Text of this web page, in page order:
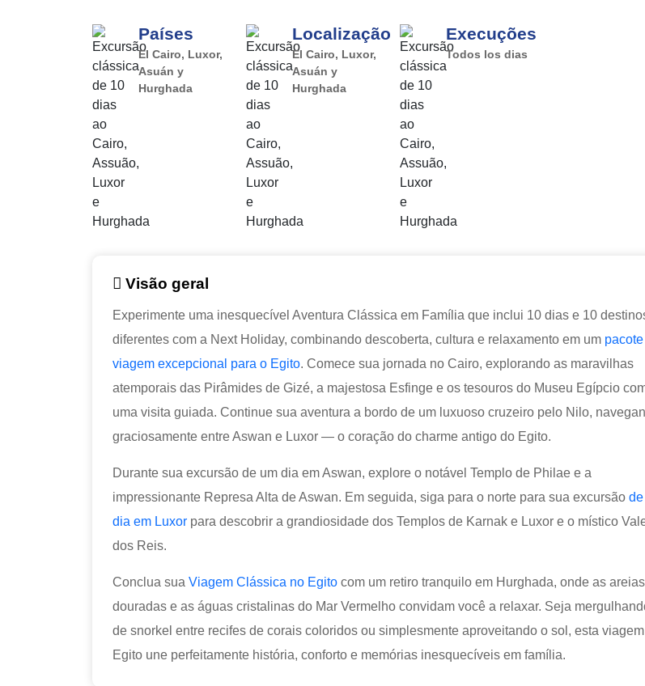
Países
El Cairo, Luxor,
Asuán y
Hurghada
Localização
El Cairo, Luxor,
Asuán y
Hurghada
Execuções
Todos los dias
Visão geral
Experimente uma inesquecível Aventura Clássica em Família que inclui 10 dias e 10
diferentes com a Next Holiday, combinando descoberta, cultura e relaxamento em um
viagem excepcional para o Egito. Comece sua jornada no Cairo, explorando as maravilhas
atemporais das Pirâmides de Gizé, a majestosa Esfinge e os tesouros do Museu Egípcio
uma visita guiada. Continue sua aventura a bordo de um luxuoso cruzeiro pelo Nilo,
graciosamente entre Aswan e Luxor — o coração do charme antigo do Egito.
Durante sua excursão de um dia em Aswan, explore o notável Templo de Philae e a
impressionante Represa Alta de Aswan. Em seguida, siga para o norte para sua excursão
dia em Luxor para descobrir a grandiosidade dos Templos de Karnak e Luxor e o místico
dos Reis.
Conclua sua Viagem Clássica no Egito com um retiro tranquilo em Hurghada, onde as areias
douradas e as águas cristalinas do Mar Vermelho convidam você a relaxar. Seja
de snorkel entre recifes de corais coloridos ou simplesmente aproveitando o sol, esta
Egito une perfeitamente história, conforto e memórias inesquecíveis em família.